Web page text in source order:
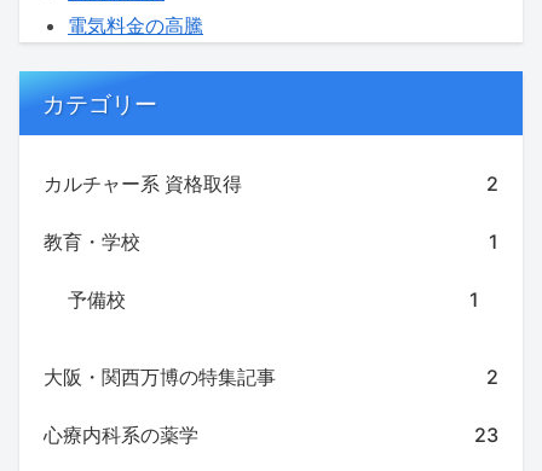
電気料金の高騰
カテゴリー
カルチャー系 資格取得 2
教育・学校 1
予備校 1
大阪・関西万博の特集記事 2
心療内科系の薬学 23